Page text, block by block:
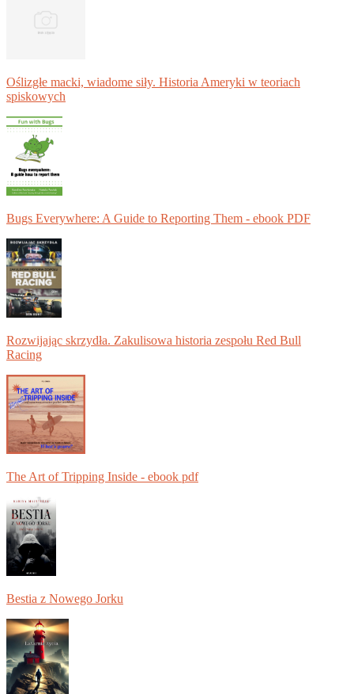
Oślizgłe macki, wiadome siły. Historia Ameryki w teoriach
spiskowych
Bugs Everywhere: A Guide to Reporting Them - ebook PDF
Rozwijając skrzydła. Zakulisowa historia zespołu Red Bull
Racing
The Art of Tripping Inside - ebook pdf
Bestia z Nowego Jorku